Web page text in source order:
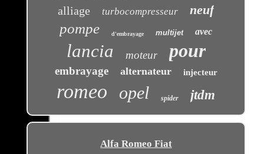
alliage turbocompresseur neuf
pompe d'embrayage multijet avec
lancia moteur pour
embrayage alternateur injecteur
romeo opel spider jtdm
Alfa Romeo Fiat